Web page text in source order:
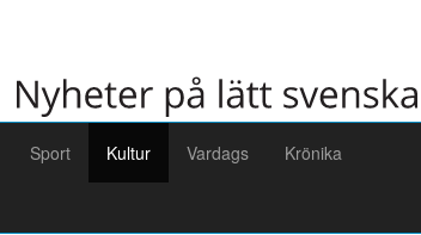
Sport Kultur Vardags Krönika